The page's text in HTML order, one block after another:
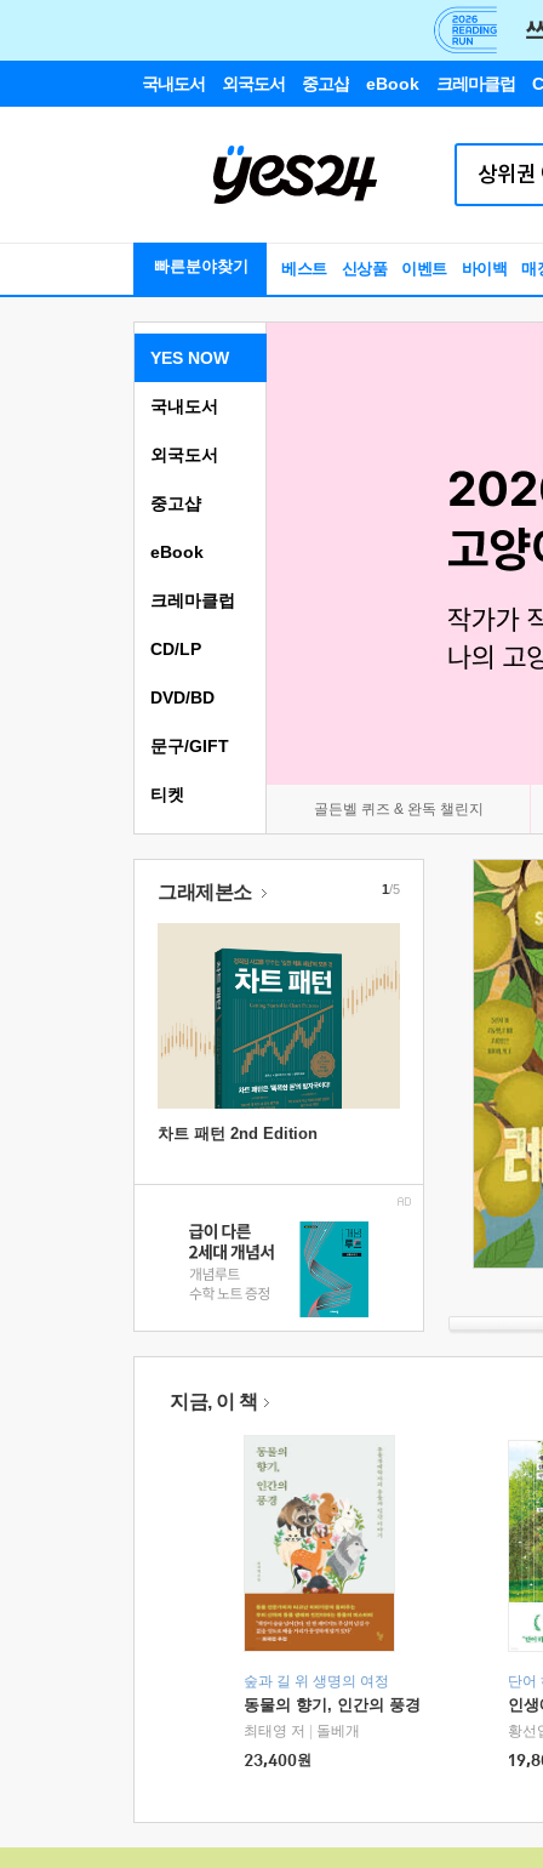
국내도서 외국도서 중고샵 eBook 크레마클럽
빠른분야찾기 베스트 신상품 이벤트 바이백 매
YES NOW
골든벨 퀴즈 & 완독 챌린지
국내도서
외국도서
중고샵
eBook
크레마클럽
CD/LP
DVD/BD
문구/GIFT
티켓
그래제본소
차트 패턴 2nd Edition
1/5
지금, 이 책
숲과 길 위 생명의 여정
동물의 향기, 인간의 풍경
최태영 저
돌베개
23,400원
단어
인
황선